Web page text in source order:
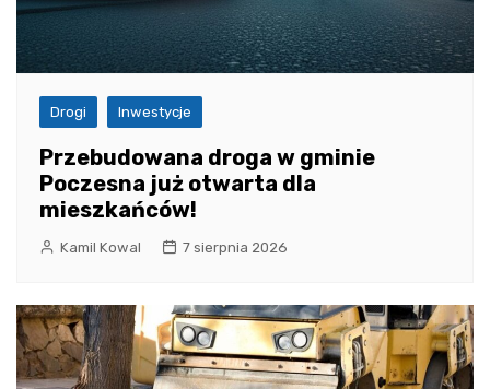
Drogi Inwestycje
Przebudowana droga w gminie
Poczesna już otwarta dla
mieszkańców!
Kamil Kowal 7 sierpnia 2026